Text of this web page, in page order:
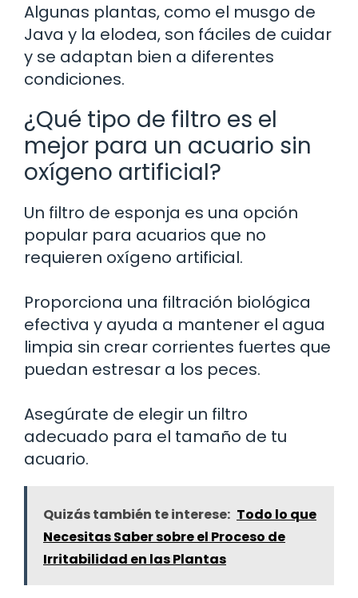
Algunas plantas, como el musgo de
Java y la elodea, son fáciles de cuidar
y se adaptan bien a diferentes
condiciones.
¿Qué tipo de filtro es el
mejor para un acuario sin
oxígeno artificial?
Un filtro de esponja es una opción
popular para acuarios que no
requieren oxígeno artificial.
Proporciona una filtración biológica
efectiva y ayuda a mantener el agua
limpia sin crear corrientes fuertes que
puedan estresar a los peces.
Asegúrate de elegir un filtro
adecuado para el tamaño de tu
acuario.
Quizás también te interese: Todo lo que
Necesitas Saber sobre el Proceso de
Irritabilidad en las Plantas